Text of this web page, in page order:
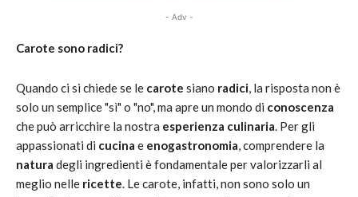
- Adv -
Carote sono radici?
Quando ci si chiede se le carote siano radici, la risposta non è
solo un semplice "sì" o "no", ma apre un mondo di conoscenza
che può arricchire la nostra esperienza culinaria. Per gli
appassionati di cucina e enogastronomia, comprendere la
natura degli ingredienti è fondamentale per valorizzarli al
meglio nelle ricette. Le carote, infatti, non sono solo un